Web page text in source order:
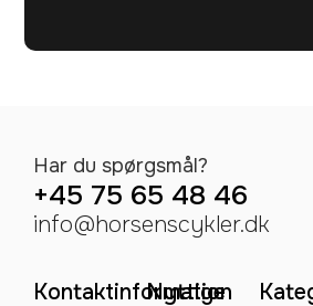
Har du spørgsmål?
+45 75 65 48 46
info@horsenscykler.dk
Kontaktinformation
Nyttige